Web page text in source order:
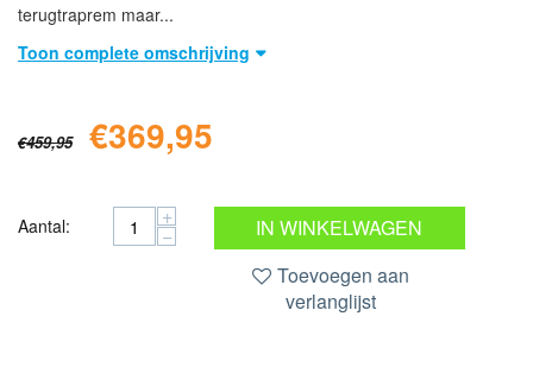
terugtraprem maar...
Toon complete omschrijving
€459,95 €369,95
Aantal: +
−
IN WINKELWAGEN
Toevoegen aan
verlanglijst